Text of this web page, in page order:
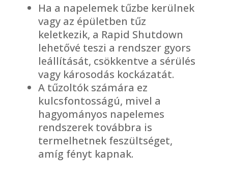
Ha a napelemek tűzbe kerülnek
vagy az épületben tűz
keletkezik, a Rapid Shutdown
lehetővé teszi a rendszer gyors
leállítását, csökkentve a sérülés
vagy károsodás kockázatát.
A tűzoltók számára ez
kulcsfontosságú, mivel a
hagyományos napelemes
rendszerek továbbra is
termelhetnek feszültséget,
amíg fényt kapnak.